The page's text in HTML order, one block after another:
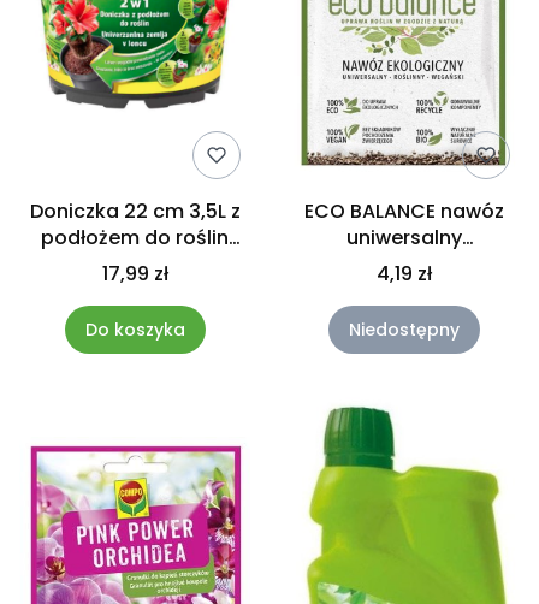
Doniczka 22 cm 3,5L z
podłożem do roślin
Compo 2w1
17,99 zł
Do koszyka
ECO BALANCE nawóz
uniwersalny
ekologiczny wegański
50 g Compo
4,19 zł
Niedostępny